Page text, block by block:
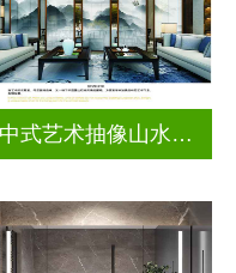
新中式艺术抽像山水画玻璃